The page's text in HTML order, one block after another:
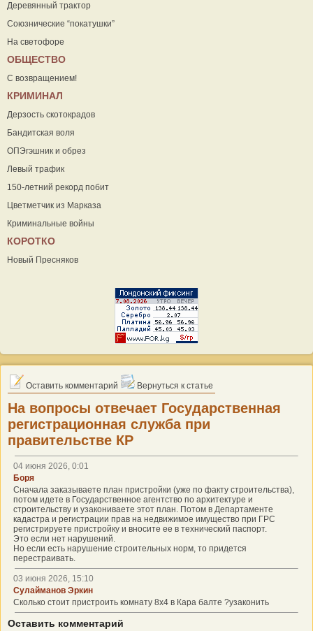
Деревянный трактор
Союзнические “покатушки”
На светофоре
ОБЩЕСТВО
С возвращением!
КРИМИНАЛ
Дерзость скотокрадов
Бандитская воля
ОПЭгэшник и обрез
Левый трафик
150-летний рекорд побит
Цветметчик из Марказа
Криминальные войны
КОРОТКО
Новый Пресняков
Оставить комментарий Вернуться к статье
На вопросы отвечает Государственная
регистрационная служба при
правительстве КР
04 июня 2026, 0:01
Боря
Сначала заказываете план пристройки (уже по факту строительства),
потом идете в Государственное агентство по архитектуре и
строительству и узакониваете этот план. Потом в Департаменте
кадастра и регистрации прав на недвижимое имущество при ГРС
регистрируете пристройку и вносите ее в технический паспорт.
Это если нет нарушений.
Но если есть нарушение строительных норм, то придется
перестраивать.
03 июня 2026, 15:10
Сулайманов Эркин
Сколько стоит пристроить комнату 8х4 в Кара балте ?узаконить
Оставить комментарий